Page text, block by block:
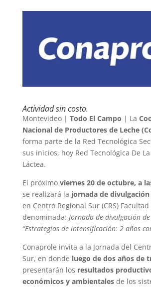
Actividad sin costo.
Montevideo | Todo El Campo | La
Nacional de Productores de Leche
forma parte de la Red Tecnológica
sus inicios, hoy Red Tecnológica De
Láctea.
El próximo viernes 20 de octubre, a
se realizará la jornada de divulgación
en Centro Regional Sur (CRS)
denominada: Jornada de divulgación
“Estrategias de intensificación: 2 años
Conaprole invita a la Jornada del
Sur, en donde luego de dos años de
presentarán los resultados
económicos y ambientalesde los